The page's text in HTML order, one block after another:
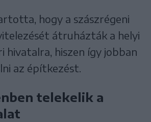
hogy a szászrégeni
átruházták a helyi
hivatalra, hiszen így jobban
az építkezést.
telekelik a